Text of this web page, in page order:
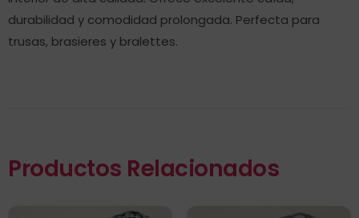
durabilidad y comodidad prolongada. Perfecta para
trusas, brasieres y bralettes.
Productos Relacionados